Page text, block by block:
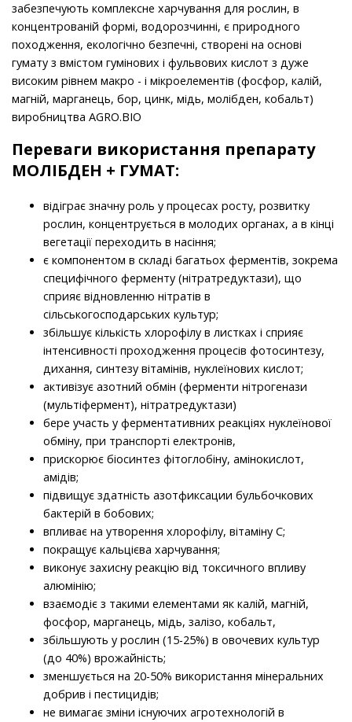
забезпечують комплексне харчування для рослин, в
концентрованій формі, водорозчинні, є природного
походження, екологічно безпечні, створені на основі
гумату з вмістом гумінових і фульвових кислот з дуже
високим рівнем макро - і мікроелементів (фосфор, калій,
магній, марганець, бор, цинк, мідь, молібден, кобальт)
виробництва AGRO.BIO
Переваги використання препарату
МОЛІБДЕН + ГУМАТ:
відіграє значну роль у процесах росту, розвитку
рослин, концентрується в молодих органах, а в кінці
вегетації переходить в насіння;
є компонентом в складі багатьох ферментів, зокрема
специфічного ферменту (нітратредуктази), що
сприяє відновленню нітратів в
сільськогосподарських культур;
збільшує кількість хлорофілу в листках і сприяє
інтенсивності проходження процесів фотосинтезу,
дихання, синтезу вітамінів, нуклеїнових кислот;
активізує азотний обмін (ферменти нітрогенази
(мультіфермент), нітратредуктази)
бере участь у ферментативних реакціях нуклеїнової
обміну, при транспорті електронів,
прискорює біосинтез фітоглобіну, амінокислот,
амідів;
підвищує здатність азотфиксации бульбочкових
бактерій в бобових;
впливає на утворення хлорофілу, вітаміну С;
покращує кальцієва харчування;
виконує захисну реакцію від токсичного впливу
алюмінію;
взаємодіє з такими елементами як калій, магній,
фосфор, марганець, мідь, залізо, кобальт,
збільшують у рослин (15-25%) в овочевих культур
(до 40%) врожайність;
зменшується на 20-50% використання мінеральних
добрив і пестицидів;
не вимагає зміни існуючих агротехнологій в